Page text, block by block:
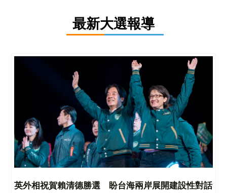
最新大選報導
英外相祝賀賴清德勝選 盼台海兩岸展開建設性對話